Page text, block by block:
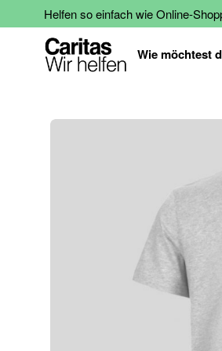
Helfen so einfach wie Online-
Wie möchtest